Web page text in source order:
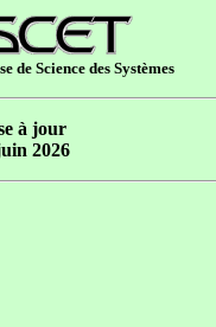
de Science des Systèmes
à jour
2026